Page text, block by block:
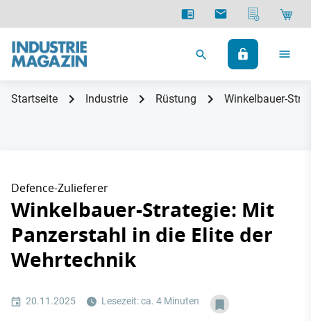
Startseite Industrie Rüstung Winkelbauer-
Defence-Zulieferer
Winkelbauer-Strategie: Mit
Panzerstahl in die Elite der
Wehrtechnik
20.11.2025 Lesezeit: ca. 4 Minuten